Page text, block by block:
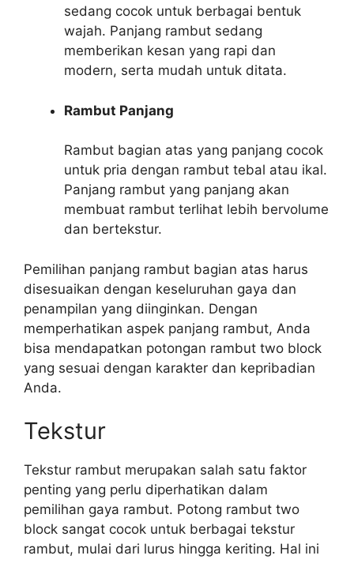
sedang cocok untuk berbagai bentuk
wajah. Panjang rambut sedang
memberikan kesan yang rapi dan
modern, serta mudah untuk ditata.
Rambut Panjang
Rambut bagian atas yang panjang cocok
untuk pria dengan rambut tebal atau ikal.
Panjang rambut yang panjang akan
membuat rambut terlihat lebih bervolume
dan bertekstur.
Pemilihan panjang rambut bagian atas harus
disesuaikan dengan keseluruhan gaya dan
penampilan yang diinginkan. Dengan
memperhatikan aspek panjang rambut, Anda
bisa mendapatkan potongan rambut two block
yang sesuai dengan karakter dan kepribadian
Anda.
Tekstur
Tekstur rambut merupakan salah satu faktor
penting yang perlu diperhatikan dalam
pemilihan gaya rambut. Potong rambut two
block sangat cocok untuk berbagai tekstur
rambut, mulai dari lurus hingga keriting. Hal ini